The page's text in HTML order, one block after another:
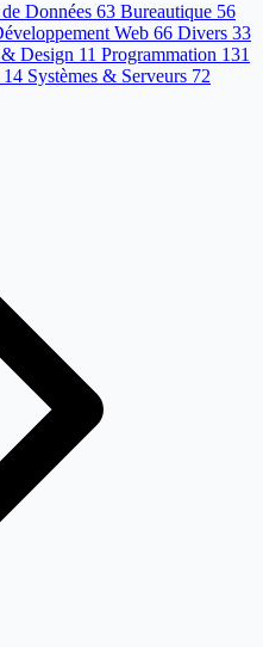
Données 63 Bureautique 56
Web 66 Divers 33
Design 11 Programmation 131
14 Systèmes & Serveurs 72